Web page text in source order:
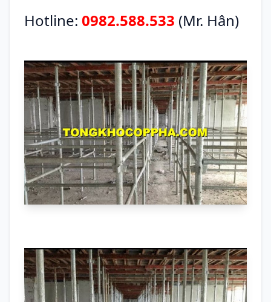
Hotline: 0982.588.533 (Mr. Hân)